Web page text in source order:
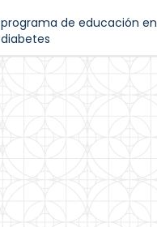
programa de educación en
diabetes